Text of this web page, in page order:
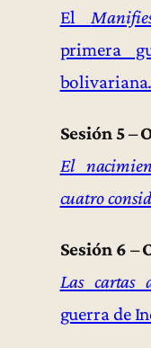
El
primera
bolivariana.
Sesión 5 –
El
cuatro
Sesión 6 –
Las cartas
guerra de